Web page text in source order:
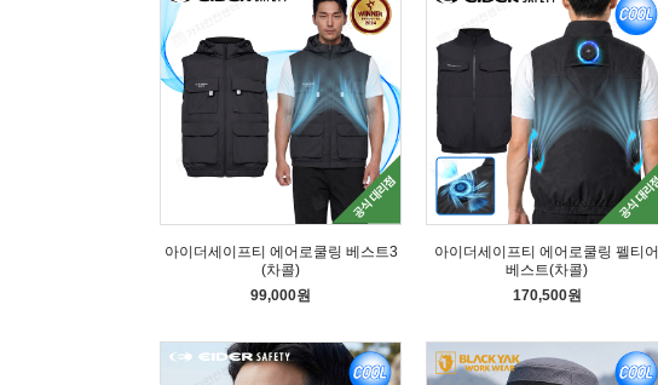
아이더세이프티 에어로쿨링 베스트3
(차콜)
99,000원
아이더세이프티 에어로쿨링 펠티어
베스트(차콜)
170,500원